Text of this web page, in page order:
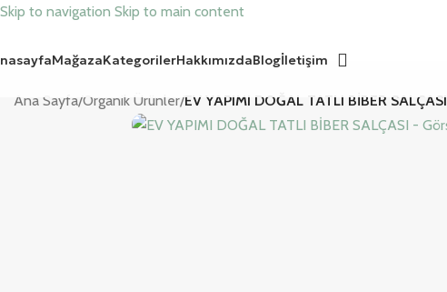
Skip to navigation Skip to main content
MağazaKategorilerHakkımızdaBlogİletişim
Ana Sayfa/Organik Ürünler/EV YAPIMI DOĞAL TATLI BİBER SALÇASI